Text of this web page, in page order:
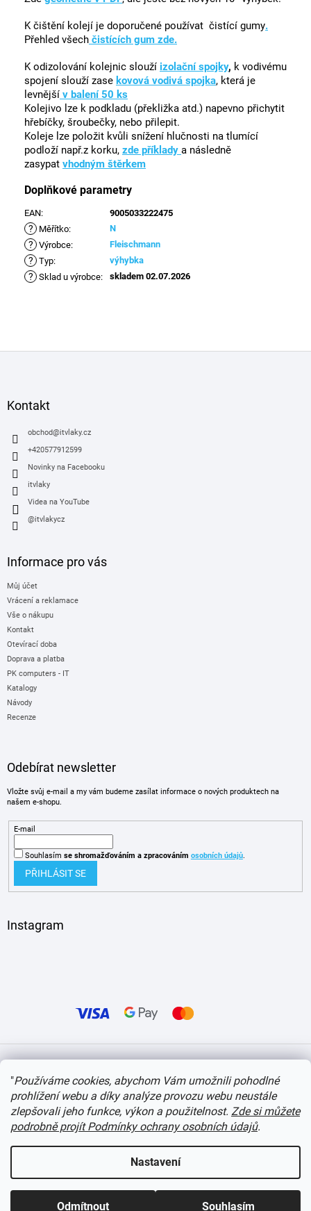
"Používáme cookies, abychom Vám umožnili pohodlné
prohlížení webu a díky analýze provozu webu neustále
zlepšovali jeho funkce, výkon a použitelnost. Zde si můžete
podrobně projít Podmínky ochrany osobních údajů.
Nastavení
Odmítnout Souhlasím
K čištění kolejí je doporučené používat čistící gumy.
Přehled všech čistících gum zde.
K odizolování kolejnic slouží izolačníspojky, k vodivému
spojení slouží zase kovová vodivá spojka, která je
levnější v balení 50 ks
Kolejivo lze k podkladu (překližka atd.) napevno přichytit
hřebíčky, šroubečky, nebo přilepit.
Koleje lze položit kvůli snížení hlučnosti na tlumící
podloží např.z korku, zde příklady a následně
zasypat vhodným štěrkem
Doplňkové parametry
EAN: 9005033222475
? Měřítko: N
? Výrobce: Fleischmann
? Typ: výhybka
? Sklad u výrobce: skladem 02.07.2026
Kontakt
obchod@itvlaky.cz
+420577912599
Novinky na Facebooku
itvlaky
Videa na YouTube
@itvlakycz
Informace pro vás
Můj účet
Vrácení a reklamace
Vše o nákupu
Kontakt
Otevírací doba
Doprava a platba
PK computers - IT
Katalogy
Návody
Recenze
Odebírat newsletter
Vložte svůj e-mail a my vám budeme zasílat informace o nových produktech na
našem e-shopu.
E-mail
Souhlasím se shromažďováním a zpracováním osobních údajů.
PŘIHLÁSIT SE
Instagram
Copyright 2026itvlaky.cz . Všechna práva vyhrazena. Upravit nastavení cookies